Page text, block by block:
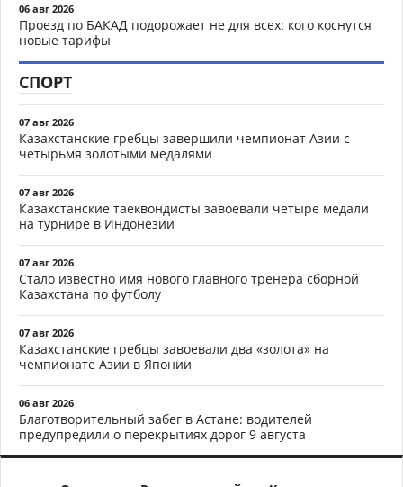
06 авг 2026
Проезд по БАКАД подорожает не для всех: кого коснутся
новые тарифы
СПОРТ
07 авг 2026
Казахстанские гребцы завершили чемпионат Азии с
четырьмя золотыми медалями
07 авг 2026
Казахстанские таеквондисты завоевали четыре медали
на турнире в Индонезии
07 авг 2026
Стало известно имя нового главного тренера сборной
Казахстана по футболу
07 авг 2026
Казахстанские гребцы завоевали два «золота» на
чемпионате Азии в Японии
06 авг 2026
Благотворительный забег в Астане: водителей
предупредили о перекрытиях дорог 9 августа